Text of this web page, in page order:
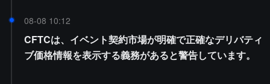
08-08 10:12
CFTCは、イベント契約市場が明確で正確なデリバティ
ブ価格情報を表示する義務があると警告しています。